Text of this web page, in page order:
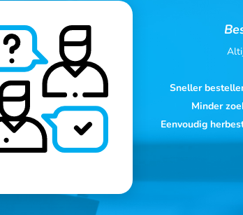
Sneller
Minder
Eenvoudig